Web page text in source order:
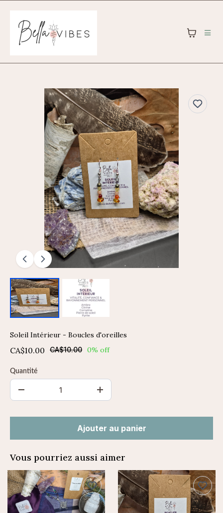
Soleil Intérieur - Boucles d'oreilles
CA$10.00 CA$10.00 0% off
Quantité
Ajouter au panier
Vous pourriez aussi aimer